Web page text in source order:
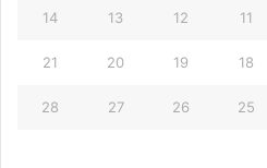
11
12
13
14
18
19
20
21
25
26
27
28